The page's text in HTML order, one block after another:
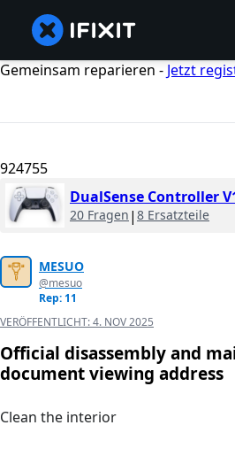
Gemeinsam reparieren - Jetzt
924755
DualSense Controller
20 Fragen | 8 Ersatzteile
MESUO
@mesuo
Rep: 11
VERÖFFENTLICHT:4. NOV 2025
Official disassembly and
document viewing address
Clean the interior